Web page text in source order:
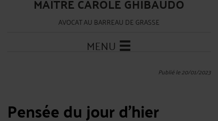
AVOCAT AU BARREAU DE GRASSE
MENU
Publié le 20/01/2023
Pensée du jour d'hier